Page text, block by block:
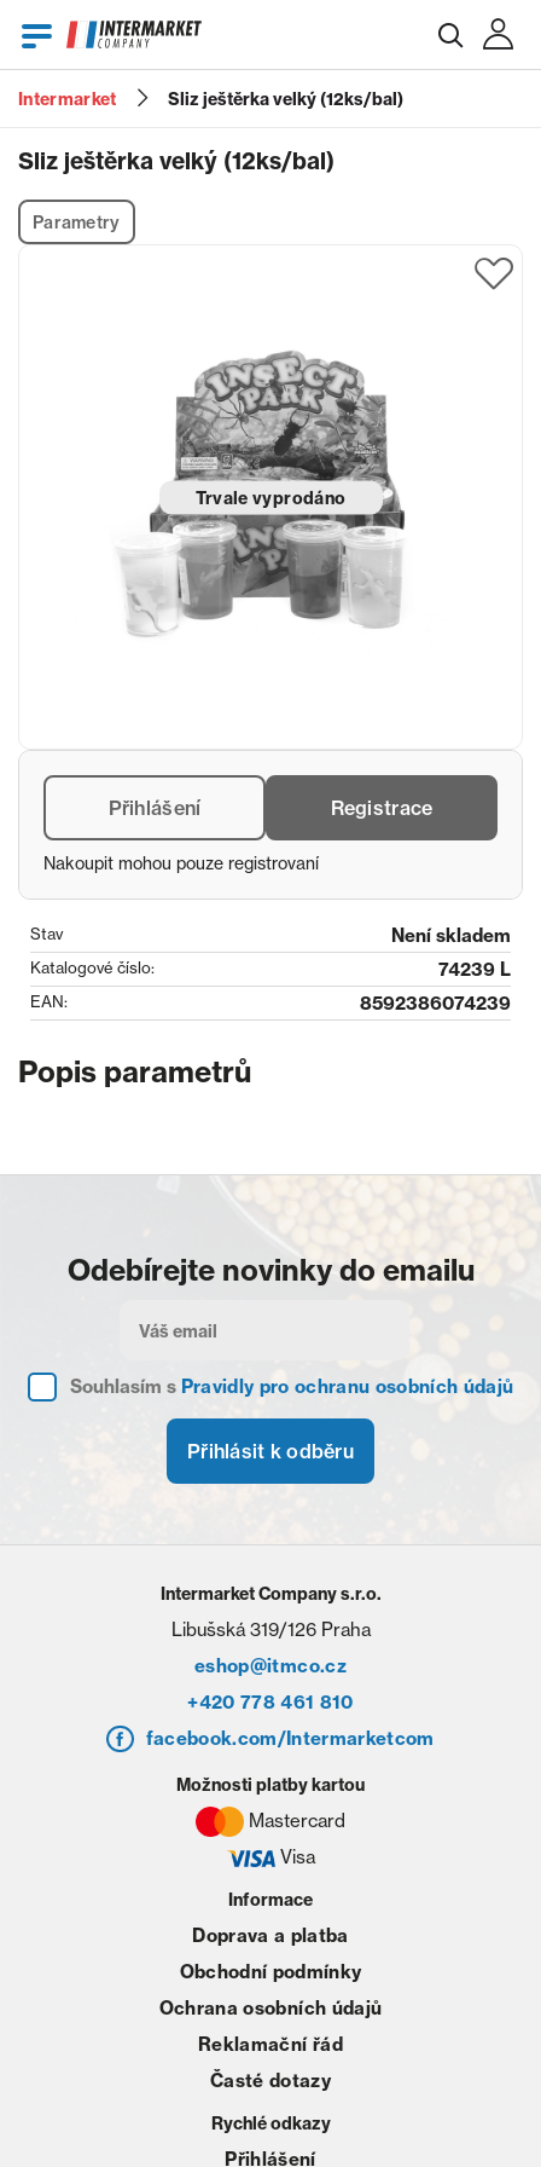
Heslo
Zapomenuté heslo?
Intermarket Sliz ještěrka velký (12ks/bal)
Sliz ještěrka velký (12ks/bal)
Parametry
Trvale vyprodáno
Přihlášení Registrace
Nakoupit mohou pouze registrovaní
Stav Není skladem
Katalogové číslo: 74239 L
EAN: 8592386074239
Popis parametrů
Odebírejte novinky do emailu
Souhlasím s Pravidly pro ochranu osobních údajů
Přihlásit k odběru
Intermarket Company s.r.o.
Libušská 319/126 Praha
eshop@itmco.cz
+420 778 461 810
facebook.com/Intermarketcom
Informace
Doprava a platba
Obchodní podmínky
Ochrana osobních údajů
Reklamační řád
Časté dotazy
Rychlé odkazy
Přihlášení
Možnosti platby kartou
Mastercard
Visa